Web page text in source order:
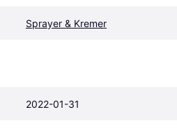
Sprayer & Kremer
2022-01-31